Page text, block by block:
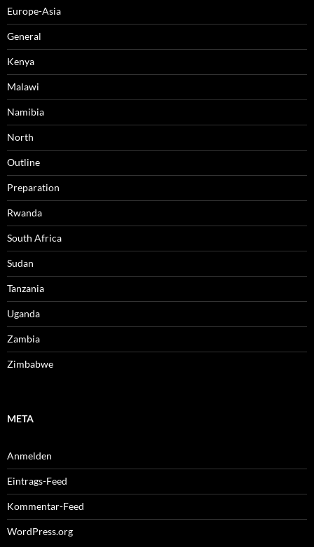
Europe-Asia
General
Kenya
Malawi
Namibia
North
Outline
Preparation
Rwanda
South Africa
Sudan
Tanzania
Uganda
Zambia
Zimbabwe
META
Anmelden
Eintrags-Feed
Kommentar-Feed
WordPress.org